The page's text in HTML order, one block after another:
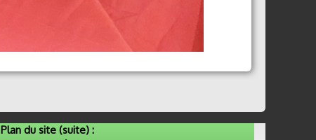
Plan du site (suite) :